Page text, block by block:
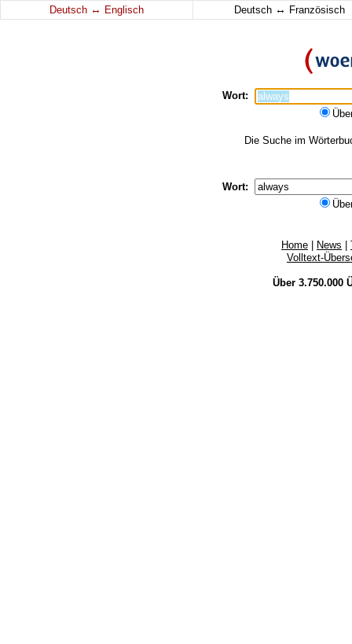
Deutsch ↔ Englisch Deutsch ↔ Französisch
Wort:
Die Suche im
Wort:
Home News
Volltext-
Über 3.750.000